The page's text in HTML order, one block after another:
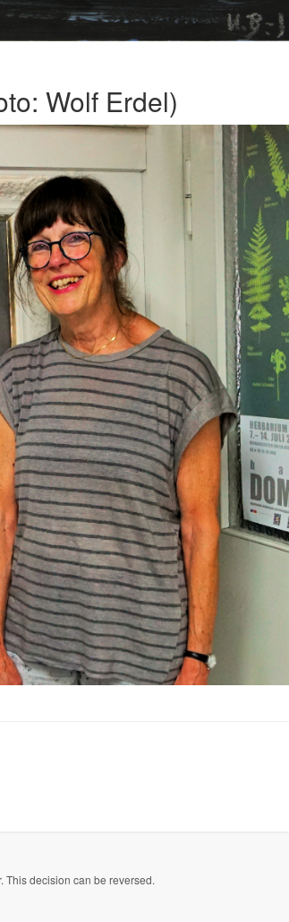
Wolf Erdel)
This decision can be reversed.